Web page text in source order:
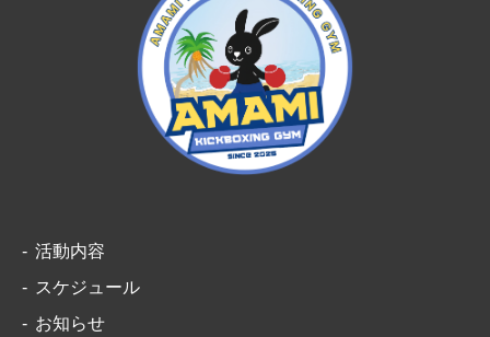
活動内容
スケジュール
お知らせ